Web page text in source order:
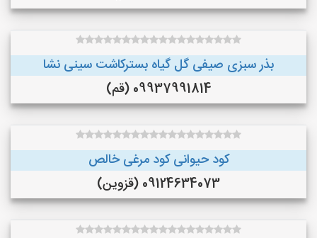
بذر سبزی صیفی گل گیاه بسترکاشت سینی نشا
09937991814 (قم)
کود حیوانی کود مرغی خالص
09124634073 (قزوین)